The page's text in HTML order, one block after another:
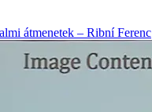
átmenetek – Ribní Ferenc